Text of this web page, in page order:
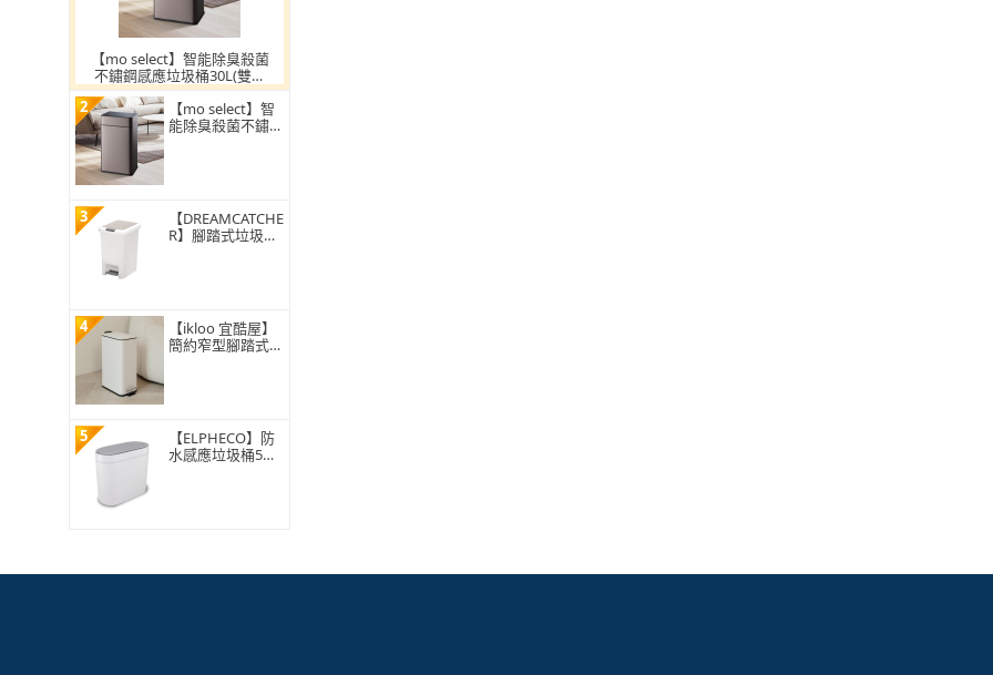
【mo select】智能除臭殺菌
不鏽鋼感應垃圾桶30L(雙開
蓋/大容量/附充電電池/mo選)
2
【mo select】智
能除臭殺菌不鏽鋼
3
【DREAMCATCHE
R】腳踏式垃圾桶
4
【ikloo 宜酷屋】
簡約窄型腳踏式垃
5
【ELPHECO】防
水感應垃圾桶5公